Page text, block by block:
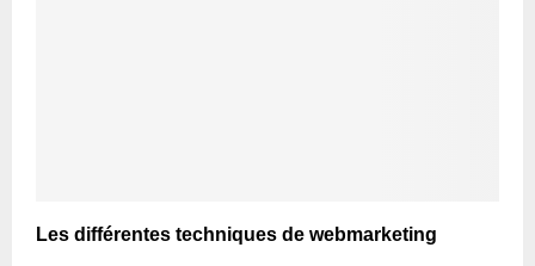
Les différentes techniques de webmarketing